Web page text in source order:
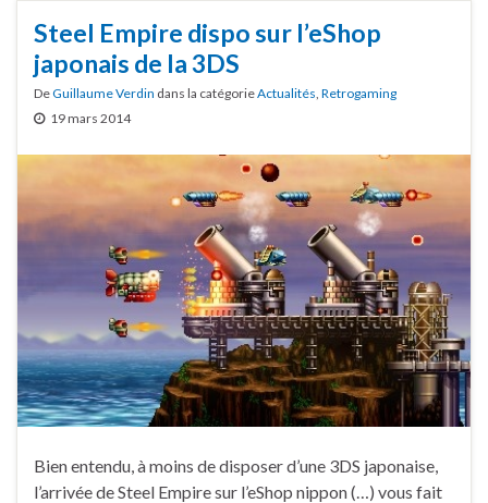
Steel Empire dispo sur l’eShop
japonais de la 3DS
DeGuillaume Verdin dans la catégorieActualités, Retrogaming
19 mars 2014
Bien entendu, à moins de disposer d’une 3DS japonaise,
l’arrivée de Steel Empire sur l’eShop nippon (…) vous fait